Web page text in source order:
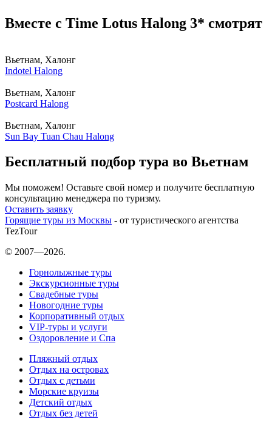
Вместе с Time Lotus Halong 3* смотрят
Вьетнам, Халонг
Indotel Halong
Вьетнам, Халонг
Postcard Halong
Вьетнам, Халонг
Sun Bay Tuan Chau Halong
Бесплатный подбор тура во Вьетнам
Мы поможем! Оставьте свой номер и получите бесплатную
консультацию менеджера по туризму.
Оставить заявку
Горящие туры из Москвы - от туристического агентства
TezTour
© 2007—2026.
Горнолыжные туры
Экскурсионные туры
Свадебные туры
Новогодние туры
Корпоративный отдых
VIP-туры и услуги
Оздоровление и Спа
Пляжный отдых
Отдых на островах
Отдых с детьми
Морские круизы
Детский отдых
Отдых без детей